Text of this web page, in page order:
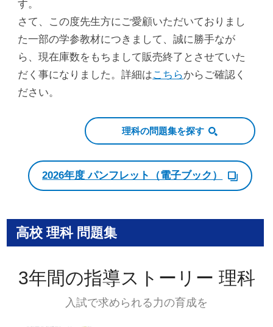
す。
さて、この度先生方にご愛顧いただいておりまし
た一部の学参教材につきまして、誠に勝手なが
ら、現在庫数をもちまして販売終了とさせていた
だく事になりました。詳細はこちらからご確認く
ださい。
理科の問題集を探す
2026年度 パンフレット（電子ブック）
高校 理科 問題集
3年間の指導ストーリー 理科
入試で求められる力の育成を